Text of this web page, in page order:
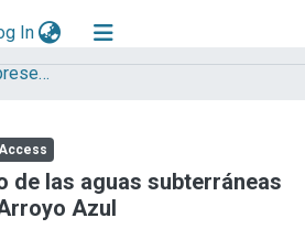
In(current)
Artículos, Informes y presentaciones en Congresos IHLLA
de las aguas subterráneas
Azul